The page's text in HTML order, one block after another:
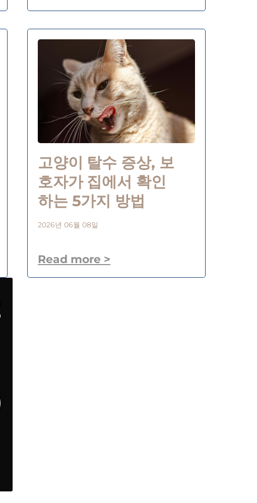
고양이 탈수 증상, 보
호자가 집에서 확인
하는 5가지 방법
2026년 06월 08일
Read more >